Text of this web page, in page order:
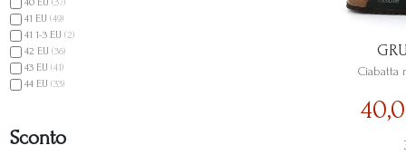
Ciabatta
41 EU(49)
41 1-3 EU(2)
42 EU(36)
43 EU(41)
44 EU(33)
Sconto